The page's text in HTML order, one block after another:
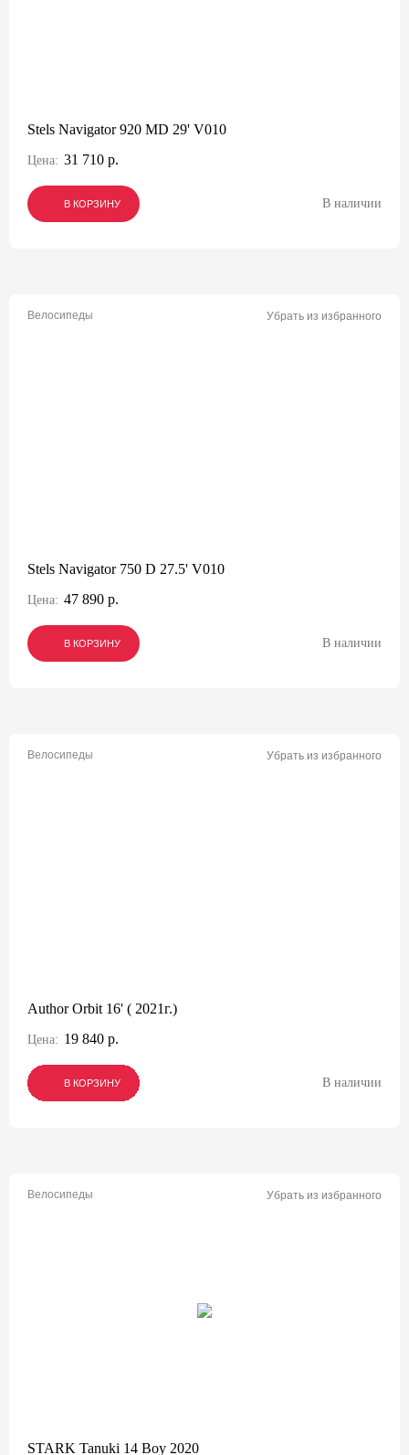
Stels Navigator 920 MD 29' V010
Цена: 31 710 р.
В КОРЗИНУ
В КОРЗИНУ
В КОРЗИНУ В наличии
Велосипеды Убрать из избранного
Stels Navigator 750 D 27.5' V010
Цена: 47 890 р.
В КОРЗИНУ
В КОРЗИНУ
В КОРЗИНУ В наличии
Велосипеды Убрать из избранного
Author Orbit 16' ( 2021г.)
Цена: 19 840 р.
В КОРЗИНУ
В КОРЗИНУ
В КОРЗИНУ В наличии
Велосипеды Убрать из избранного
STARK Tanuki 14 Boy 2020